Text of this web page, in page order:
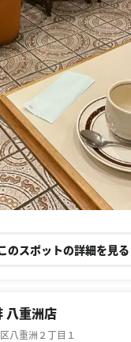
のスポットの詳細を見る
八重洲店
八重洲２丁目１